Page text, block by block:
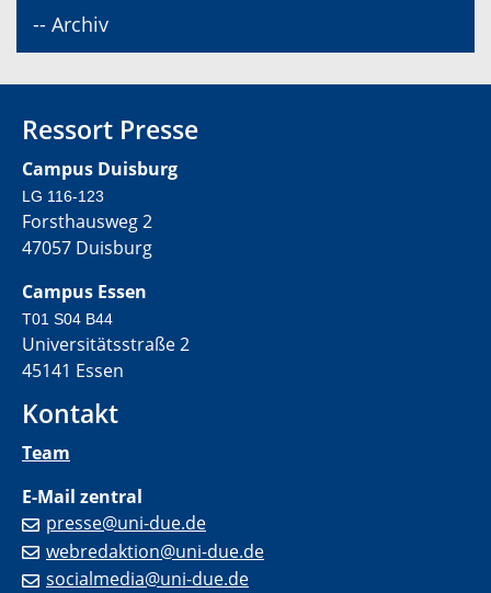
-- Archiv
Ressort Presse
Campus Duisburg
LG 116-123
Forsthausweg 2
47057 Duisburg
Campus Essen
T01 S04 B44
Universitätsstraße 2
45141 Essen
Kontakt
Team
E-Mail zentral
presse@uni-due.de
webredaktion@uni-due.de
socialmedia@uni-due.de